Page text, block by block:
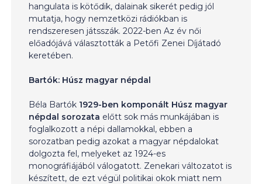
hangulata is kötődik, dalainak sikerét pedig jól
mutatja, hogy nemzetközi rádiókban is
rendszeresen játsszák. 2022-ben Az év női
előadójává választották a Petőfi Zenei Díjátadó
keretében.
Bartók: Húsz magyar népdal
Béla Bartók 1929-ben komponált Húsz magyar
népdal sorozata előtt sok más munkájában is
foglalkozott a népi dallamokkal, ebben a
sorozatban pedig azokat a magyar népdalokat
dolgozta fel, melyeket az 1924-es
monográfiájából válogatott. Zenekari változatot is
készített, de ezt végül politikai okok miatt nem